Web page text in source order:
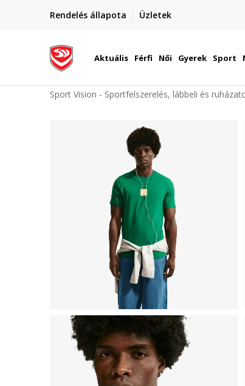
Rendelés állapota Üzletek
Szállítás Magyarország területén
Aktuális Férfi Női Gyerek Sport
Sport Vision - Sportfelszerelés, lábbeli és